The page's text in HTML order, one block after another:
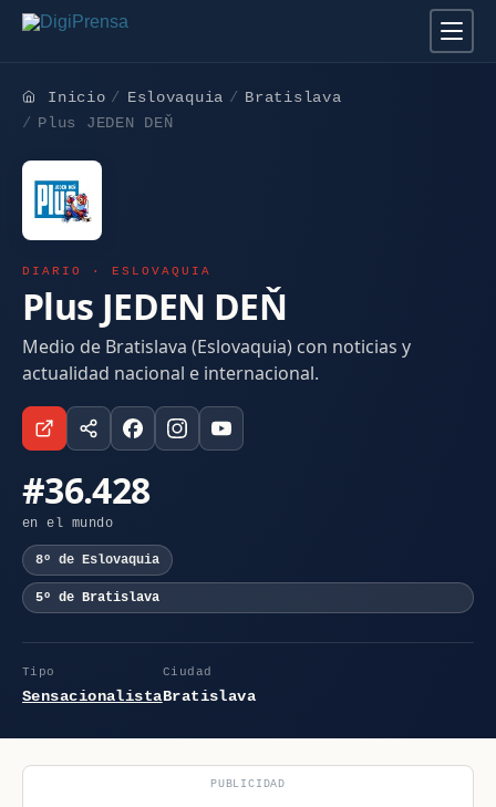
Inicio Eslovaquia
Bratislava
Plus JEDEN DEŇ
DIARIO · ESLOVAQUIA
Plus JEDEN DEŇ
Medio de Bratislava (Eslovaquia) con noticias y
actualidad nacional e internacional.
#36.428
en el mundo
8º de Eslovaquia
5º de Bratislava
Tipo
Sensacionalista
Ciudad
Bratislava
PUBLICIDAD